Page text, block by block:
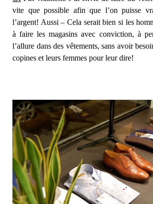
vite que possible afin que l’on puisse
l’argent! Aussi – Cela serait bien si les
à faire les magasins avec conviction, à
l’allure dans des vêtements, sans avoir
copines et leurs femmes pour leur dire!